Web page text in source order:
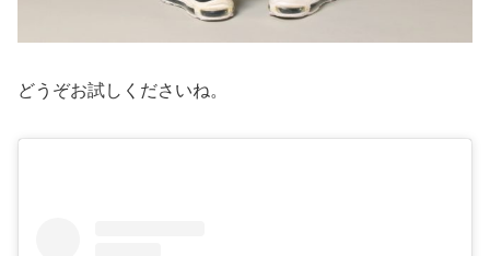
どうぞお試しくださいね。